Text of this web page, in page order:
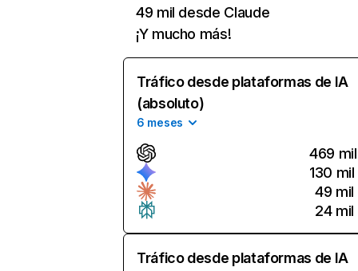
49 mil desde Claude
¡Y mucho más!
Tráfico desde plataformas de IA
(absoluto)
6 meses
469 mil
130 mil
49 mil
24 mil
Tráfico desde plataformas de IA